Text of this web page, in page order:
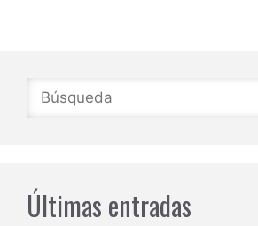
Buscar
Últimas entradas